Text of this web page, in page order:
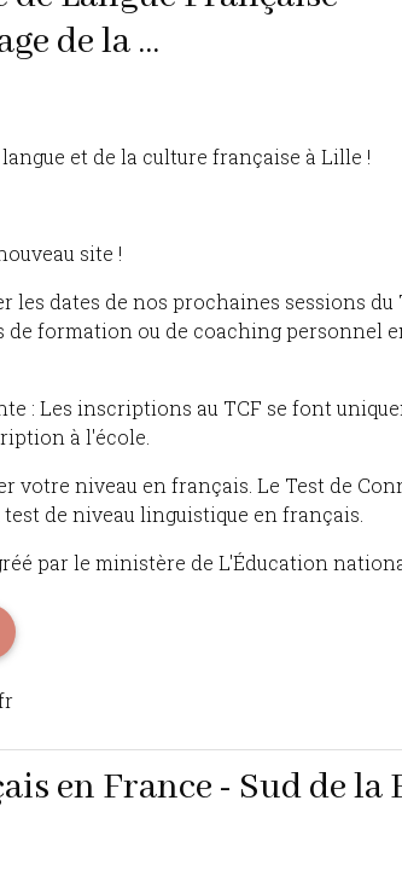
de la ...
et de la culture française à Lille !
site !
les dates de nos prochaines sessions du
formation ou de coaching personnel
: Les inscriptions au TCF se font
à l'école.
votre niveau en français. Le Test de
de niveau linguistique en français.
par le ministère de L'Éducation
en France - Sud de la